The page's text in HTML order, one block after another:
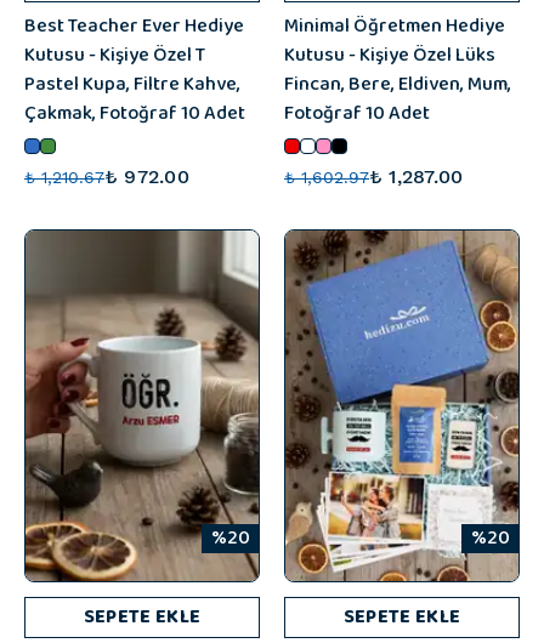
Best Teacher Ever Hediye
Kutusu - Kişiye Özel T
Pastel Kupa, Filtre Kahve,
Çakmak, Fotoğraf 10 Adet
₺ 1,210.67₺ 972.00
Minimal Öğretmen Hediye
Kutusu - Kişiye Özel Lüks
Fincan, Bere, Eldiven, Mum,
Fotoğraf 10 Adet
₺ 1,602.97₺ 1,287.00
%20
SEPETE EKLE
%20
SEPETE EKLE